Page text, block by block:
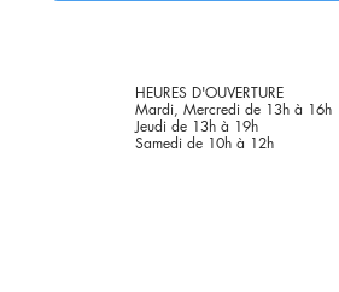
HEURES D'OUVERTURE
Mardi, Mercredi de 13h à 16h
Jeudi de 13h à 19h
Samedi de 10h à 12h